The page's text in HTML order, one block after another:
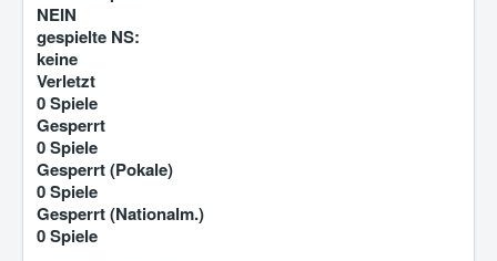
NEIN
gespielte NS:
keine
Verletzt
0 Spiele
Gesperrt
0 Spiele
Gesperrt (Pokale)
0 Spiele
Gesperrt (Nationalm.)
0 Spiele